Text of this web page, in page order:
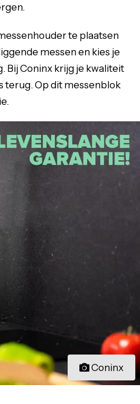
te plaatsen
messen en kies je
Bij Coninx krijg je kwaliteit
terug. Op dit messenblok
Coninx